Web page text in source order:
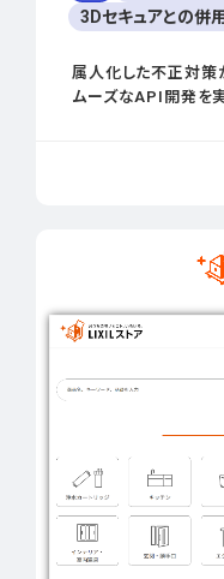
3Dセキュアとの併
属人化した不正対策
ムーズなAPI開発を